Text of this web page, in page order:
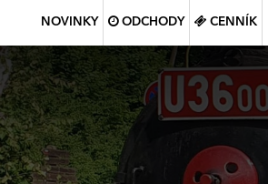
NOVINKY ODCHODY CENNÍK